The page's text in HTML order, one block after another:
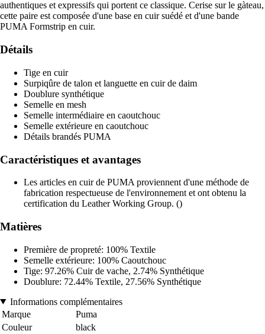
authentiques et expressifs qui portent ce classique. Cerise sur le gàteau,
cette paire est composée d'une base en cuir suédé et d'une bande
PUMA Formstrip en cuir.
Détails
Tige en cuir
Surpiqûre de talon et languette en cuir de daim
Doublure synthétique
Semelle en mesh
Semelle intermédiaire en caoutchouc
Semelle extérieure en caoutchouc
Détails brandés PUMA
Caractéristiques et avantages
Les articles en cuir de PUMA proviennent d'une méthode de
fabrication respectueuse de l'environnement et ont obtenu la
certification du Leather Working Group. ()
Matières
Première de propreté: 100% Textile
Semelle extérieure: 100% Caoutchouc
Tige: 97.26% Cuir de vache, 2.74% Synthétique
Doublure: 72.44% Textile, 27.56% Synthétique
Informations complémentaires
Marque
Puma
Couleur
black